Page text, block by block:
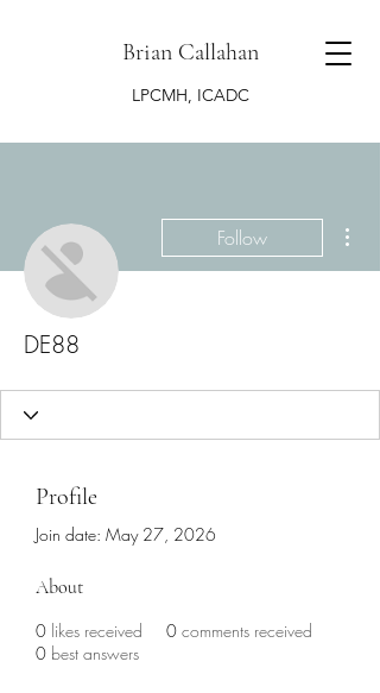
Brian Callahan
LPCMH, ICADC
Follow
DE88
Profile
Join date: May 27, 2026
About
0 likes received 0 comments received
0 best answers